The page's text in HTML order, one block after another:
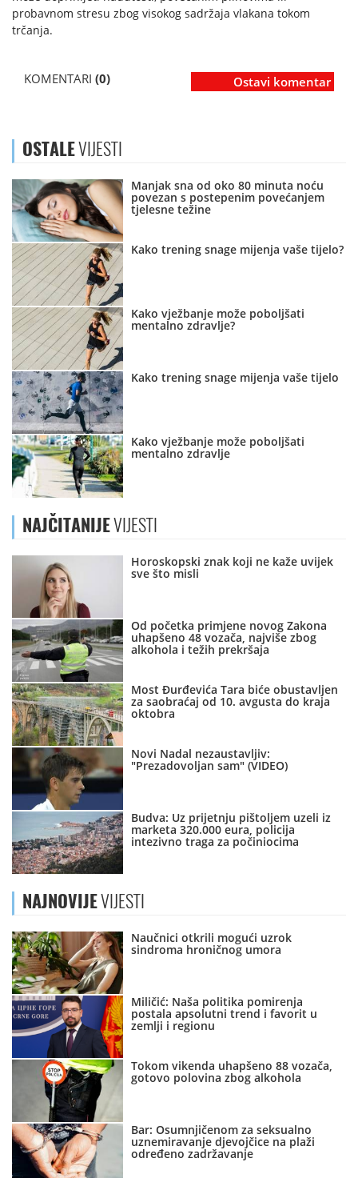
probavnom stresu zbog visokog sadržaja vlakana tokom
trčanja.
KOMENTARI (0) Ostavi komentar
OSTALEVIJESTI
Manjak sna od oko 80 minuta noću
povezan s postepenim povećanjem
tjelesne težine
Kako trening snage mijenja vaše tijelo?
Kako vježbanje može poboljšati
mentalno zdravlje?
Kako trening snage mijenja vaše tijelo
Kako vježbanje može poboljšati
mentalno zdravlje
NAJČITANIJEVIJESTI
Horoskopski znak koji ne kaže uvijek
sve što misli
Od početka primjene novog Zakona
uhapšeno 48 vozača, najviše zbog
alkohola i težih prekršaja
Most Đurđevića Tara biće obustavljen
za saobraćaj od 10. avgusta do kraja
oktobra
Novi Nadal nezaustavljiv:
"Prezadovoljan sam" (VIDEO)
Budva: Uz prijetnju pištoljem uzeli iz
marketa 320.000 eura, policija
intezivno traga za počiniocima
NAJNOVIJEVIJESTI
Naučnici otkrili mogući uzrok
sindroma hroničnog umora
Miličić: Naša politika pomirenja
postala apsolutni trend i favorit u
zemlji i regionu
Tokom vikenda uhapšeno 88 vozača,
gotovo polovina zbog alkohola
Bar: Osumnjičenom za seksualno
uznemiravanje djevojčice na plaži
određeno zadržavanje